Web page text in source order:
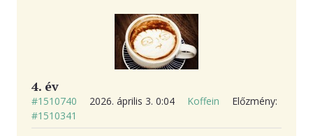
4. év
#1510740 2026. április 3. 0:04 Koffein
Előzmény:
#1510341